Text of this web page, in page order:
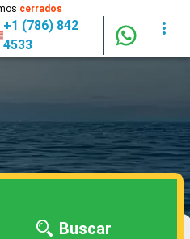
cerrados
+1 (786) 842
4533
Buscar